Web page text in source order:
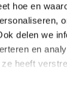
hoe en
delen we
en
heeft